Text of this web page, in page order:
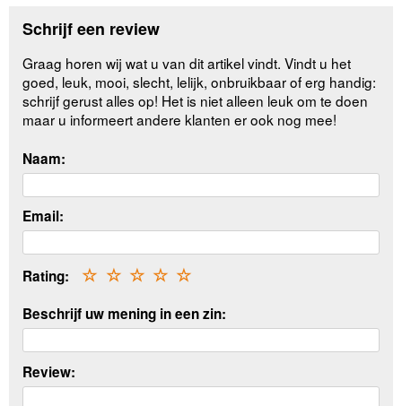
Schrijf een review
Graag horen wij wat u van dit artikel vindt. Vindt u het
goed, leuk, mooi, slecht, lelijk, onbruikbaar of erg handig:
schrijf gerust alles op! Het is niet alleen leuk om te doen
maar u informeert andere klanten er ook nog mee!
Naam:
Email:
Rating: ☆
☆
☆
☆
☆
Beschrijf uw mening in een zin:
Review: